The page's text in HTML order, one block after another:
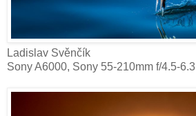
Ladislav Svěnčík‎
Sony A6000, Sony 55-210mm f/4.5-6.3